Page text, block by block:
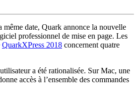
même date, Quark annonce la nouvelle
professionnel de mise en page. Les
QuarkXPress 2018 concernent quatre
a été rationalisée. Sur Mac, une
accès à l’ensemble des commandes